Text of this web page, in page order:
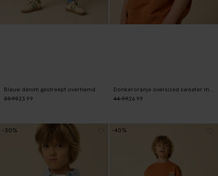
Blauw denim gestreept overhemd
39.9923.99
Donkeroranje oversized sweater met artwork
44.9926.99
-30% -40%